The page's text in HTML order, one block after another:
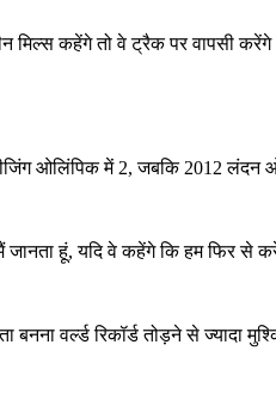
कहेंगे तो वे ट्रैक पर वापसी
ओलिंपिक में 2, जबकि 2012 लंदन
हूं, यदि वे कहेंगे कि हम फिर से
वर्ल्ड रिकॉर्ड तोड़ने से ज्यादा